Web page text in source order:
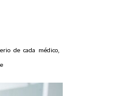
de cada médico,